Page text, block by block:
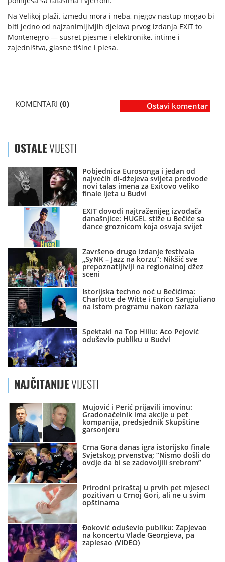
Na Velikoj plaži, između mora i neba, njegov nastup mogao bi
biti jedno od najzanimljivijih djelova prvog izdanja EXIT to
Montenegro — susret pjesme i elektronike, intime i
zajedništva, glasne tišine i plesa.
KOMENTARI (0) Ostavi komentar
OSTALEVIJESTI
Pobjednica Eurosonga i jedan od
najvećih di-džejeva svijeta predvode
novi talas imena za Exitovo veliko
finale ljeta u Budvi
EXIT dovodi najtraženijeg izvođača
današnjice: HUGEL stiže u Bečiće sa
dance groznicom koja osvaja svijet
Završeno drugo izdanje festivala
„SyNK – Jazz na korzu“: Nikšić sve
prepoznatljiviji na regionalnoj džez
sceni
Istorijska techno noć u Bečićima:
Charlotte de Witte i Enrico Sangiuliano
na istom programu nakon razlaza
Spektakl na Top Hillu: Aco Pejović
oduševio publiku u Budvi
NAJČITANIJEVIJESTI
Mujović i Perić prijavili imovinu:
Gradonačelnik ima akcije u pet
kompanija, predsjednik Skupštine
garsonjeru
Crna Gora danas igra istorijsko finale
Svjetskog prvenstva; “Nismo došli do
ovdje da bi se zadovoljili srebrom”
Prirodni priraštaj u prvih pet mjeseci
pozitivan u Crnoj Gori, ali ne u svim
opštinama
Đoković oduševio publiku: Zapjevao
na koncertu Vlade Georgieva, pa
zaplesao (VIDEO)